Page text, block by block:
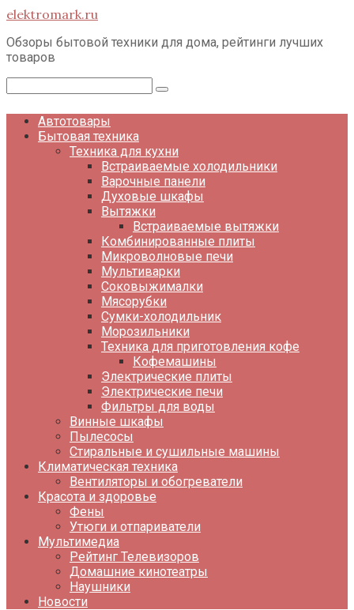
Перейти
контенту
elektromark.ru
Обзоры бытовой техники для дома, рейтинги лучших
товаров
Автотовары
Бытовая техника
Техника для кухни
Встраиваемые холодильники
Варочные панели
Духовые шкафы
Вытяжки
Встраиваемые вытяжки
Комбинированные плиты
Микроволновые печи
Мультиварки
Соковыжималки
Мясорубки
Сумки-холодильник
Морозильники
Техника для приготовления кофе
Кофемашины
Электрические плиты
Электрические печи
Фильтры для воды
Винные шкафы
Пылесосы
Стиральные и сушильные машины
Климатическая техника
Вентиляторы и обогреватели
Красота и здоровье
Фены
Утюги и отпариватели
Мультимедиа
Рейтинг Телевизоров
Домашние кинотеатры
Наушники
Новости